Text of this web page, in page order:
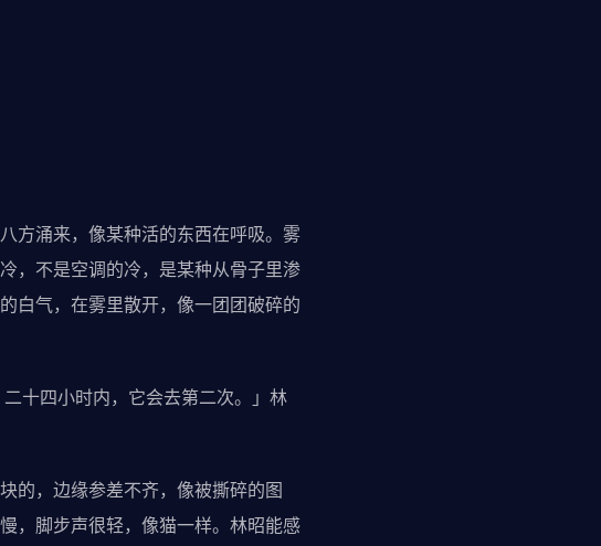
涌来，像某种活的东西在呼吸。雾
，不是空调的冷，是某种从骨子里渗
白气，在雾里散开，像一团团破碎的
十四小时内，它会去第二次。」林
，边缘参差不齐，像被撕碎的图
，脚步声很轻，像猫一样。林昭能感